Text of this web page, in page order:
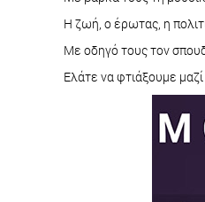
Η ζωή, ο έρωτας, η
Με οδηγό τους τον
Ελάτε να φτιάξουμε